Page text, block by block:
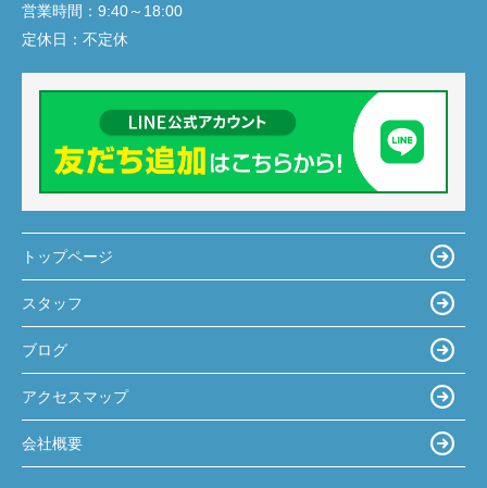
営業時間： 9:40～18:00
定休日： 不定休
トップページ
スタッフ
ブログ
アクセスマップ
会社概要